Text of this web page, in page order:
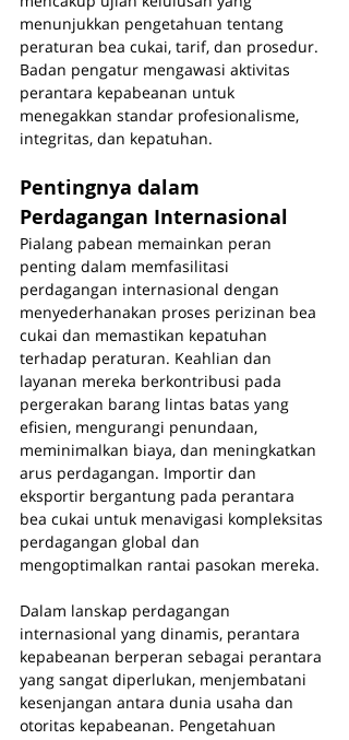
menunjukkan pengetahuan tentang
peraturan bea cukai, tarif, dan prosedur.
Badan pengatur mengawasi aktivitas
perantara kepabeanan untuk
menegakkan standar profesionalisme,
integritas, dan kepatuhan.
Pentingnya dalam
Perdagangan Internasional
Pialang pabean memainkan peran
penting dalam memfasilitasi
perdagangan internasional dengan
menyederhanakan proses perizinan bea
cukai dan memastikan kepatuhan
terhadap peraturan. Keahlian dan
layanan mereka berkontribusi pada
pergerakan barang lintas batas yang
efisien, mengurangi penundaan,
meminimalkan biaya, dan meningkatkan
arus perdagangan. Importir dan
eksportir bergantung pada perantara
bea cukai untuk menavigasi kompleksitas
perdagangan global dan
mengoptimalkan rantai pasokan mereka.
Dalam lanskap perdagangan
internasional yang dinamis, perantara
kepabeanan berperan sebagai perantara
yang sangat diperlukan, menjembatani
kesenjangan antara dunia usaha dan
otoritas kepabeanan. Pengetahuan